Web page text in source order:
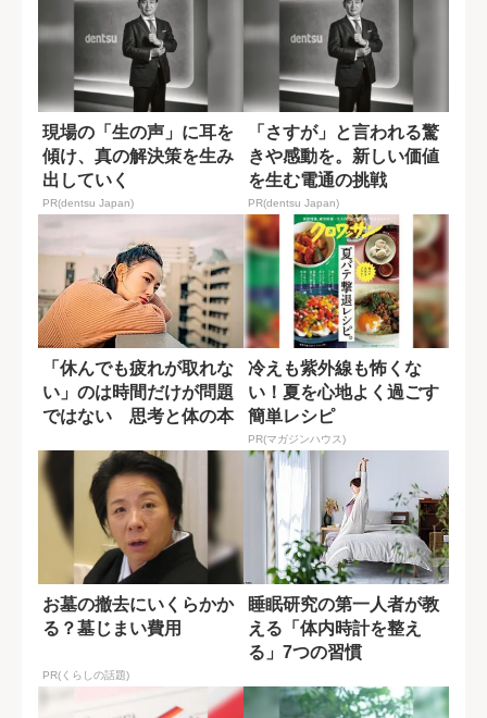
現場の「生の声」に耳を
傾け、真の解決策を生み
出していく
PR(dentsu Japan)
「さすが」と言われる驚
きや感動を。新しい価値
を生む電通の挑戦
PR(dentsu Japan)
「休んでも疲れが取れな
い」のは時間だけが問題
ではない 思考と体の本
冷えも紫外線も怖くな
い！夏を心地よく過ごす
簡単レシピ
PR(マガジンハウス)
お墓の撤去にいくらかか
る？墓じまい費用
PR(くらしの話題)
睡眠研究の第一人者が教
える「体内時計を整え
る」7つの習慣